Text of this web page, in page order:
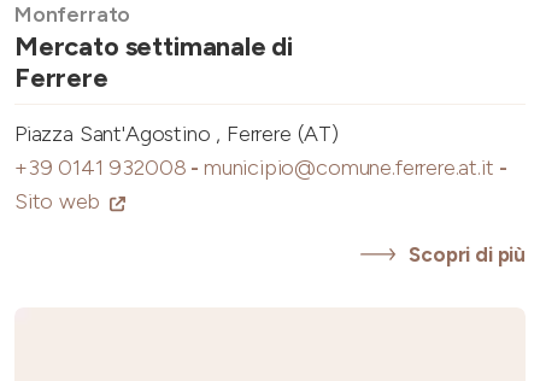
Monferrato
Mercato settimanale di
Ferrere
Piazza Sant'Agostino , Ferrere (AT)
+39 0141 932008 - municipio@comune.ferrere.at.it -
Sito web
Scopri di più